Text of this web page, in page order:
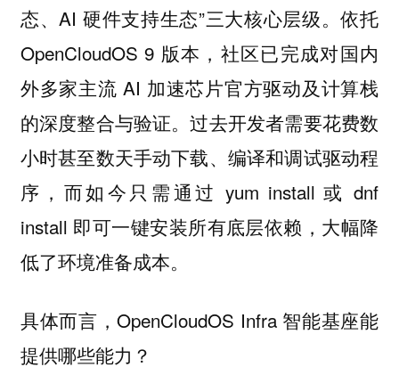
态、AI 硬件支持生态”三大核心层级。依托
OpenCloudOS 9 版本，社区已完成对国内
外多家主流 AI 加速芯片官方驱动及计算栈
的深度整合与验证。过去开发者需要花费数
小时甚至数天手动下载、编译和调试驱动程
序，而如今只需通过 yum install 或 dnf
install 即可一键安装所有底层依赖，大幅降
低了环境准备成本。
具体而言，OpenCloudOS Infra 智能基座能
提供哪些能力？